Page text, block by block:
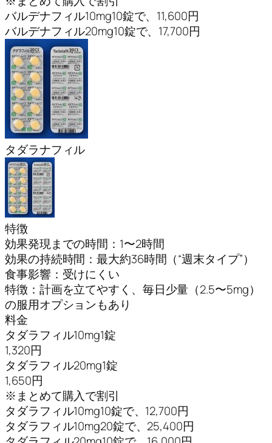
バルデナフィル10mg10錠で、11,600円
バルデナフィル20mg10錠で、17,700円
タダラナフィル
特徴
効果発現までの時間：1〜2時間
効果の持続時間：最大約36時間（“週末タイプ”）
食事影響：受けにくい
特徴：計画を立てやすく、毎日少量（2.5〜5mg）
の服用オプションもあり
料金
タダラフィル10mg1錠
1,320円
タダラフィル20mg1錠
1,650円
※まとめて購入で割引
タダラフィル10mg10錠で、12,700円
タダラフィル10mg20錠で、25,400円